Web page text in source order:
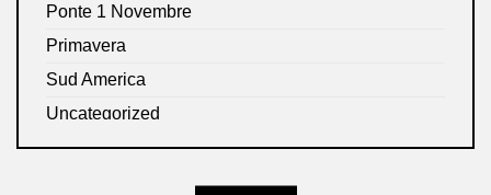
Ponte 1 Novembre
Primavera
Sud America
Uncategorized